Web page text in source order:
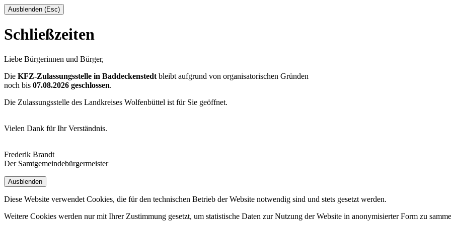
Ausblenden (Esc)
Schließzeiten
Liebe Bürgerinnen und Bürger,
Die KFZ-Zulassungsstelle in Baddeckenstedt bleibt aufgrund von organisatorischen Gründen
noch bis 07.08.2026 geschlossen.
Die Zulassungsstelle des Landkreises Wolfenbüttel ist für Sie geöffnet.
Vielen Dank für Ihr Verständnis.
Frederik Brandt
Der Samtgemeindebürgermeister
Ausblenden
Diese Website verwendet Cookies, die für den technischen Betrieb der Website notwendig sind und stets gesetzt werden.
Weitere Cookies werden nur mit Ihrer Zustimmung gesetzt, um statistische Daten zur Nutzung der Website in anonymisierter Form zu